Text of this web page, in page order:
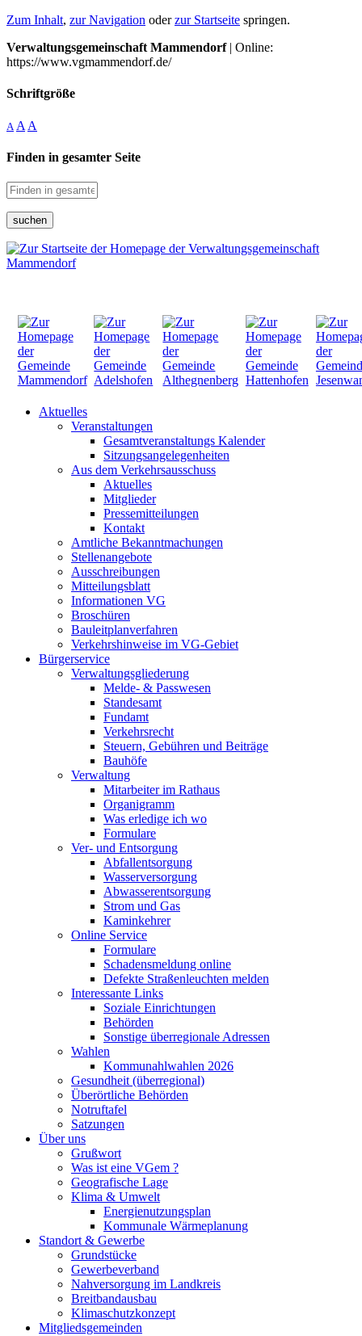
Zum Inhalt, zur Navigation oderzur Startseite springen.
Verwaltungsgemeinschaft Mammendorf| Online:
https://www.vgmammendorf.de/
Schriftgröße
A A A
Finden in gesamter Seite
suchen
Aktuelles
Veranstaltungen
Gesamtveranstaltungs Kalender
Sitzungsangelegenheiten
Aus dem Verkehrsausschuss
Aktuelles
Mitglieder
Pressemitteilungen
Kontakt
Amtliche Bekanntmachungen
Stellenangebote
Ausschreibungen
Mitteilungsblatt
Informationen VG
Broschüren
Bauleitplanverfahren
Verkehrshinweise im VG-Gebiet
Bürgerservice
Verwaltungsgliederung
Melde- & Passwesen
Standesamt
Fundamt
Verkehrsrecht
Steuern, Gebühren und Beiträge
Bauhöfe
Verwaltung
Mitarbeiter im Rathaus
Organigramm
Was erledige ich wo
Formulare
Ver- und Entsorgung
Abfallentsorgung
Wasserversorgung
Abwasserentsorgung
Strom und Gas
Kaminkehrer
Online Service
Formulare
Schadensmeldung online
Defekte Straßenleuchten melden
Interessante Links
Soziale Einrichtungen
Behörden
Sonstige überregionale Adressen
Wahlen
Kommunahlwahlen 2026
Gesundheit (überregional)
Überörtliche Behörden
Notruftafel
Satzungen
Über uns
Grußwort
Was ist eine VGem ?
Geografische Lage
Klima & Umwelt
Energienutzungsplan
Kommunale Wärmeplanung
Standort & Gewerbe
Grundstücke
Gewerbeverband
Nahversorgung im Landkreis
Breitbandausbau
Klimaschutzkonzept
Mitgliedsgemeinden